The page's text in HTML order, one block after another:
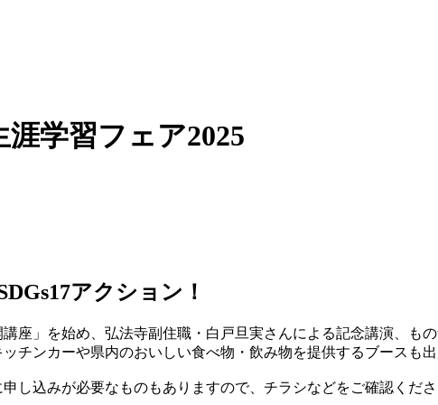
学習フェア2025
アクション！
座」を始め、弘法寺副住職・白戸旦実さんによる記念講演、も
チンカーや県内のおいしい食べ物・飲み物を提供するブースも出
し込みが必要なものもありますので、チラシなどをご確認くださ